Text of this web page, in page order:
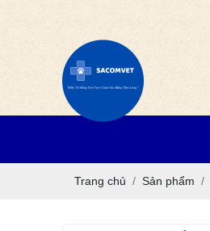
Trang chủ Sản phẩm